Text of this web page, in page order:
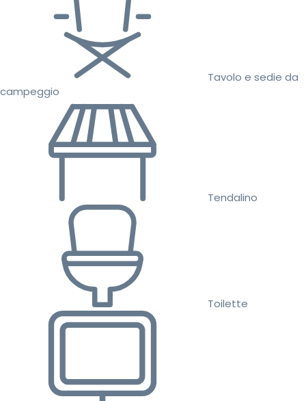
Tavolo e sedie da
campeggio
Tendalino
Toilette